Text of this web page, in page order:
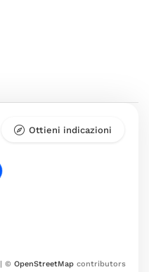
| © OpenStreetMap contributors
Ottieni indicazioni